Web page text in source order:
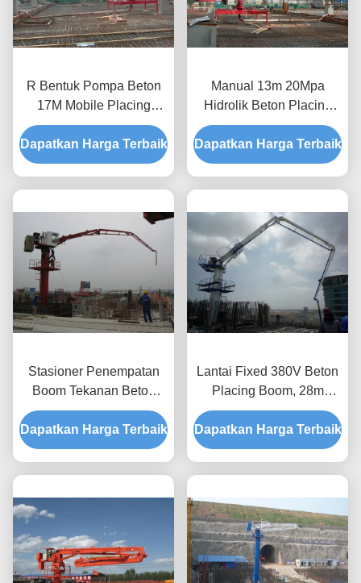
R Bentuk Pompa Beton
17M Mobile Placing
Boom Sertifikasi CE
Dapatkan Harga Terbaik
Manual 13m 20Mpa
Hidrolik Beton Placing
Boom 360 derajat Swirled
Dapatkan Harga Terbaik
Stasioner Penempatan
Boom Tekanan Beton
Pump Lantai Dipasang
Dapatkan Harga Terbaik
Lantai Fixed 380V Beton
Placing Boom, 28m
Boom Placer Beton
Pompa
Dapatkan Harga Terbaik